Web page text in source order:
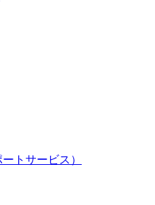
トサービス）